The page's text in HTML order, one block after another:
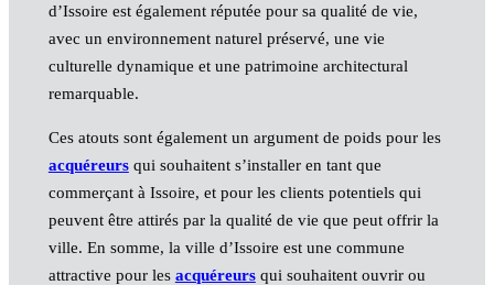
d’Issoire est également réputée pour sa qualité de vie,
avec un environnement naturel préservé, une vie
culturelle dynamique et une patrimoine architectural
remarquable.
Ces atouts sont également un argument de poids pour les
acquéreursqui souhaitent s’installer en tant que
commerçant à Issoire, et pour les clients potentiels qui
peuvent être attirés par la qualité de vie que peut offrir la
ville. En somme, la ville d’Issoire est une commune
attractive pour les acquéreursqui souhaitent ouvrir ou